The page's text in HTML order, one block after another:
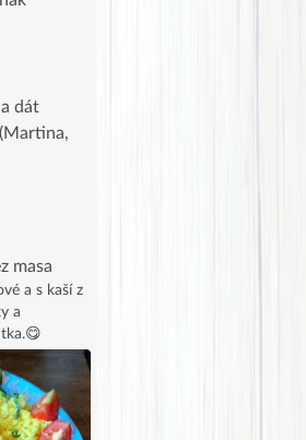
dát
masa
a s kaší z
a